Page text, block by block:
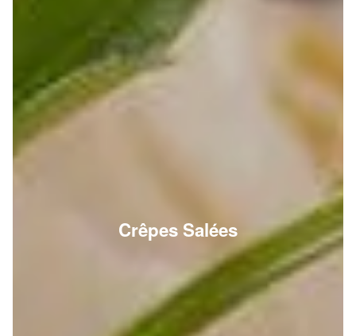
Crêpes Salées